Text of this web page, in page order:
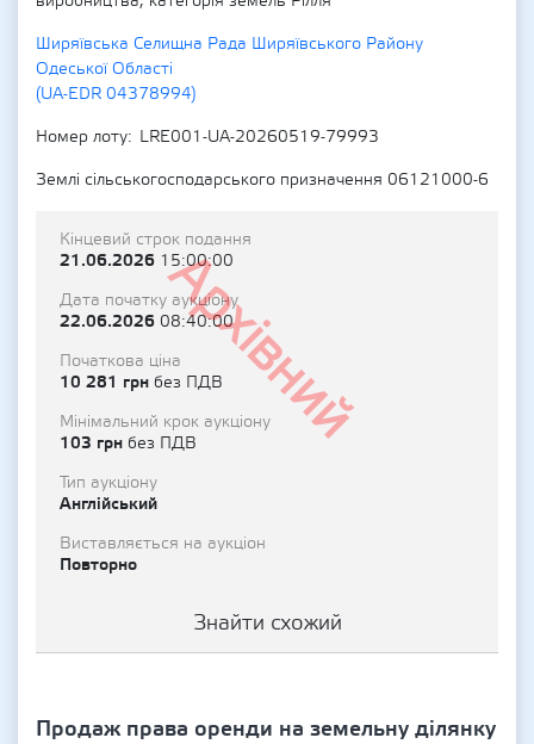
Ширяївська Селищна Рада Ширяївського Району
Одеської Області
(UA-EDR 04378994)
Номер лоту
LRE001-UA-20260519-79993
Землі сільськогосподарського призначення 06121000-6
Архівний
Кінцевий строк подання
21.06.2026 15:00:00
Дата початку аукціону
22.06.2026 08:40:00
Початкова ціна
10 281 грн без ПДВ
Мінімальний крок аукціону
103 грн без ПДВ
Тип аукціону
Англійський
Виставляється на аукціон
Повторно
Знайти схожий
Продаж права оренди на земельну ділянку